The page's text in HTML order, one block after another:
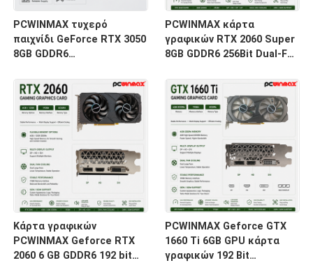
PCWINMAX τυχερό
παιχνίδι GeForce RTX 3050
8GB GDDR6
HD/DP PCIe 4 διπλή κάρτα
γραφικών ανεμιστήρων
για το τυχερό παιχνίδι PC
PCWINMAX κάρτα
γραφικών RTX 2060 Super
8GB GDDR6 256Bit Dual-Fan
Tracing για Gaming PC
OEM Wholesale
Κάρτα γραφικών
PCWINMAX Geforce RTX
2060 6 GB GDDR6 192 bit
PCWINMAX Geforce GTX
1660 Ti 6GB GPU κάρτα
γραφικών 192 Bit